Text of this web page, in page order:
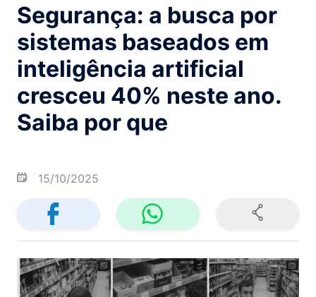
Segurança: a busca por
sistemas baseados em
inteligência artificial
cresceu 40% neste ano.
Saiba por que
15/10/2025